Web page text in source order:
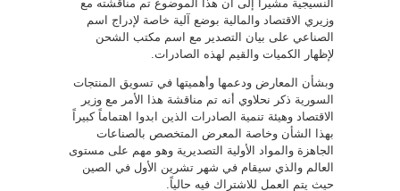
النسيجية مشيراً إلى أن هذا الموضوع تم مناقشته مع
وزيري الاقتصاد والمالية بوضع آلية خاصة لإدراج اسم
الصناعي على بيان التصدير مع اسم مكتب الشحن
لإظهار الكميات والقيم لهذه الصادرات.
وبشأن المعارض ودعمها وأهميتها في تسويق المنتجات
السورية ذكر نحلاوي أنه تم مناقشة هذا الأمر مع وزير
الاقتصاد وهيئة تنمية الصادرات الذين ابدوا اهتماماً كبيراً
بهذا الشأن وخاصة المعرض المتخصص بالصناعات
الجاهزة والمواد الأولية التصديرية وهو مهم على مستوى
العالم والذي سيقام في شهر تشرين الأول في الصين
حيث يتم العمل للاشتراك فيه حالياً.